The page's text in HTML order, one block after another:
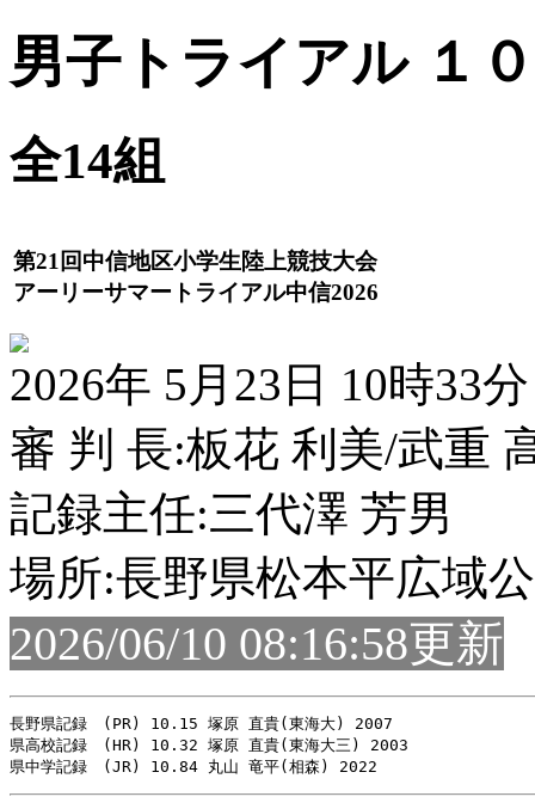
男子トライアル １
全14組
第21回中信地区小学生陸上競技大会
アーリーサマートライアル中信2026
2026年 5月23日 10時33分
審 判 長:板花 利美/武重
記録主任:三代澤 芳男
場所:長野県松本平広域
2026/06/10 08:16:58更新
長野県記録　(PR) 10.15 塚原 直貴(東海大) 2007
県高校記録　(HR) 10.32 塚原 直貴(東海大三) 2003